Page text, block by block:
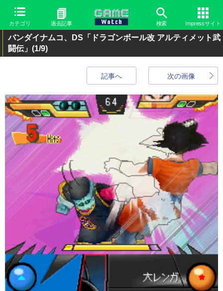
カテゴリ 過去記事 検索 Impressサイト
バンダイナムコ、DS「ドラゴンボール改 アルティメット武
闘伝」 (1/9)
次の画像
記事へ